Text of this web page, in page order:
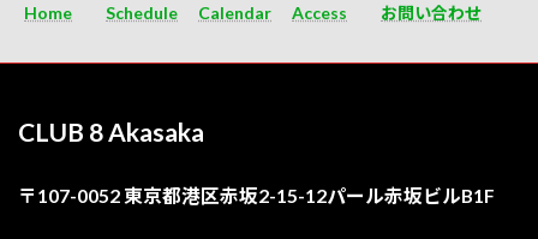
Home Schedule Calendar Access お問い合わせ
CLUB 8 Akasaka
〒107-0052 東京都港区赤坂2-15-12パール赤坂ビルB1F